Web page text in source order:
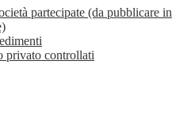
partecipate (da pubblicare in
privato controllati